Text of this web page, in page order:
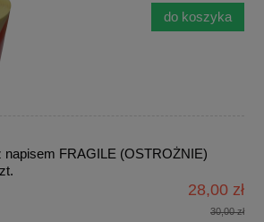
do koszyka
napisem FRAGILE (OSTROŻNIE)
28,00 zł
30,00 zł